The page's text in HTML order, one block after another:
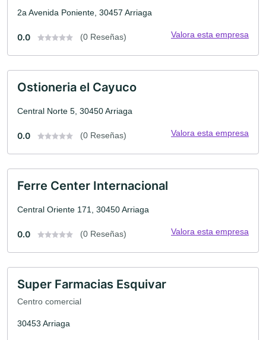
2a Avenida Poniente, 30457 Arriaga
0.0 (0 Reseñas) Valora esta empresa
Ostioneria el Cayuco
Central Norte 5, 30450 Arriaga
0.0 (0 Reseñas) Valora esta empresa
Ferre Center Internacional
Central Oriente 171, 30450 Arriaga
0.0 (0 Reseñas) Valora esta empresa
Super Farmacias Esquivar
Centro comercial
30453 Arriaga